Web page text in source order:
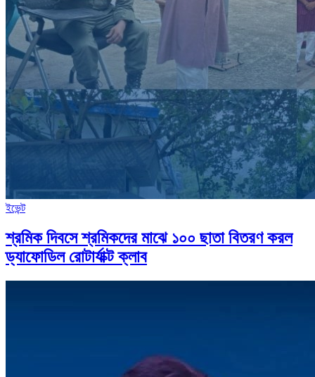
ইভেন্ট
শ্রমিক দিবসে শ্রমিকদের মাঝে ১০০ ছাতা বিতরণ করল
ড্যাফোডিল রোটার্যাক্ট ক্লাব